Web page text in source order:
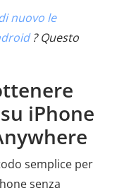
nuovo le
? Questo
iPhone
semplice per
senza